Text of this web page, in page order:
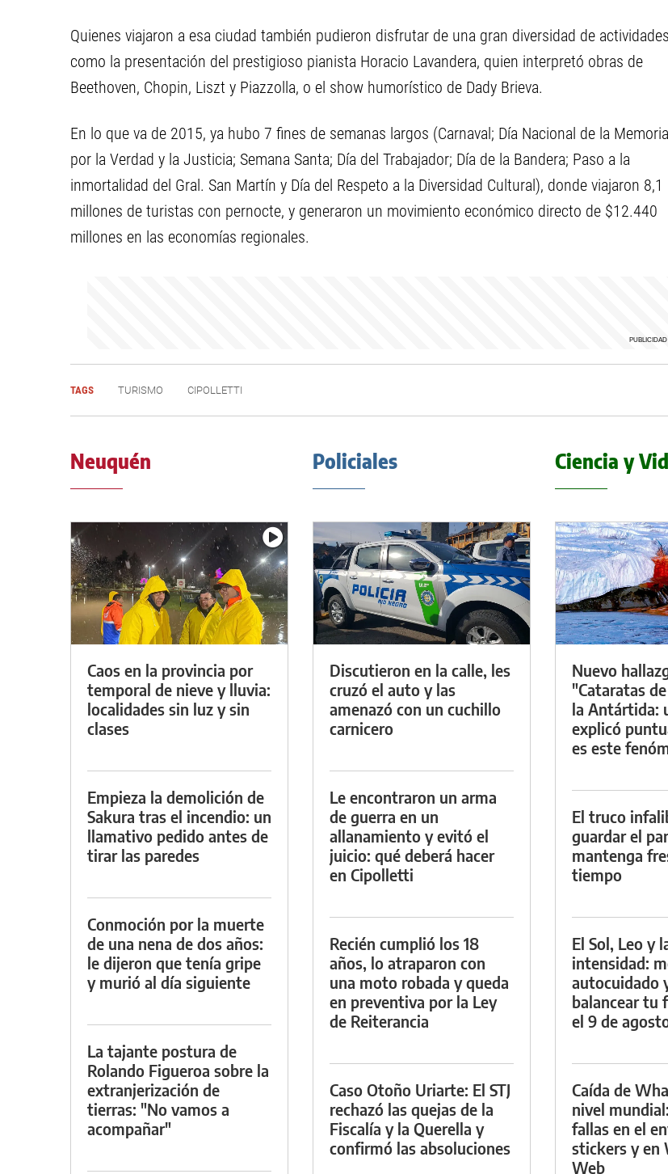
Quienes viajaron a esa ciudad también pudieron disfrutar de una gran diversidad de
como la presentación del prestigioso pianista Horacio Lavandera, quien interpretó obras de
Beethoven, Chopin, Liszt y Piazzolla, o el show humorístico de Dady Brieva.
En lo que va de 2015, ya hubo 7 fines de semanas largos (Carnaval; Día Nacional de la Memoria
por la Verdad y la Justicia; Semana Santa; Día del Trabajador; Día de la Bandera; Paso a la
inmortalidad del Gral. San Martín y Día del Respeto a la Diversidad Cultural), donde viajaron 8,1
millones de turistas con pernocte, y generaron un movimiento económico directo de $12.440
millones en las economías regionales.
TAGS TURISMO CIPOLLETTI
Neuquén
Caos en la provincia por
temporal de nieve y lluvia:
localidades sin luz y sin
clases
Empieza la demolición de
Sakura tras el incendio: un
llamativo pedido antes de
tirar las paredes
Conmoción por la muerte
de una nena de dos años:
le dijeron que tenía gripe
y murió al día siguiente
La tajante postura de
Rolando Figueroa sobre la
extranjerización de
tierras: "No vamos a
acompañar"
Policiales
Discutieron en la calle, les
cruzó el auto y las
amenazó con un cuchillo
carnicero
Le encontraron un arma
de guerra en un
allanamiento y evitó el
juicio: qué deberá hacer
en Cipolletti
Recién cumplió los 18
años, lo atraparon con
una moto robada y queda
en preventiva por la Ley
de Reiterancia
Caso Otoño Uriarte: El STJ
rechazó las quejas de la
Fiscalía y la Querella y
confirmó las absoluciones
Ciencia y
Nuevo
"Cataratas
la Antártida:
explicó
es este
El truco
guardar el
mantenga
tiempo
El Sol, Leo y
intensidad:
autocuidado
balancear tu
el 9 de
Caída de
nivel
fallas en el
stickers y en
Web